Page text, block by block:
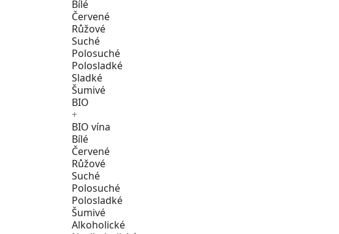
Bílé
Červené
Růžové
Suché
Polosuché
Polosladké
Sladké
Šumivé
BIO
+
BIO vína
Bílé
Červené
Růžové
Suché
Polosuché
Polosladké
Šumivé
Alkoholické